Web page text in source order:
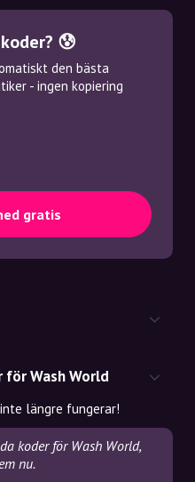
😰
den bästa
- ingen kopiering
gratis
Wash World
längre fungerar!
koder för Wash World,
nu.